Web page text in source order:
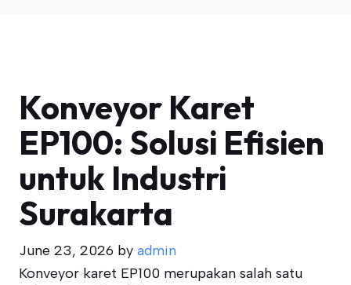
Konveyor Karet
EP100: Solusi Efisien
untuk Industri
Surakarta
June 23, 2026 by admin
Konveyor karet EP100 merupakan salah satu